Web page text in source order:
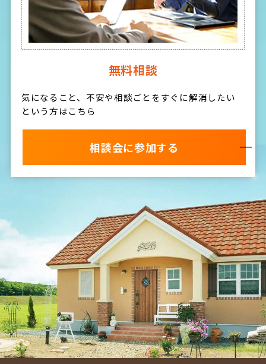
無料相談
気になること、不安や相談ごとをすぐに解消したい
という方はこちら
相談会に参加する